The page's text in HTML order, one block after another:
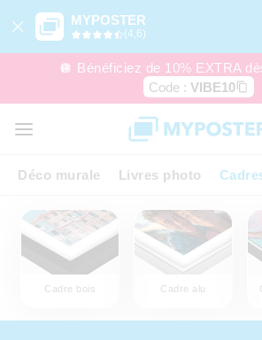
MYPOSTER
(4,6)
🪩 Bénéficiez de 10% EXTRA
Code : VIBE10
Déco murale Livres photo
Cadre bois Cadre alu